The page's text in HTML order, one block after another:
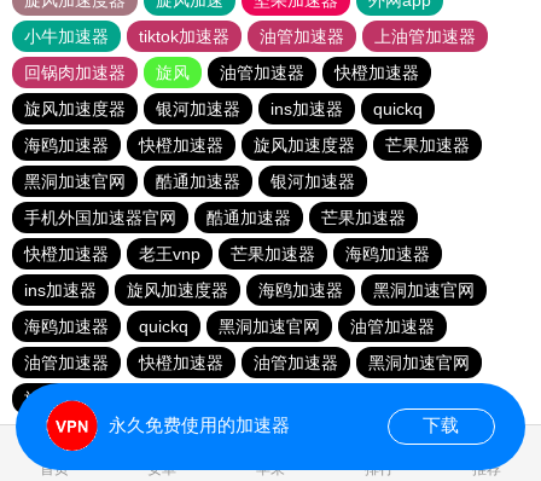
小牛加速器
tiktok加速器 油管加速器
上油管加速器
回锅肉加速器
旋风 油管加速器
快橙加速器
旋风加速度器
银河加速器 ins加速器
quickq
海鸥加速器
快橙加速器 旋风加速度器
芒果加速器
黑洞加速官网
酷通加速器
银河加速器
手机外国加速器官网
酷通加速器
芒果加速器
快橙加速器
老王vnp 芒果加速器
海鸥加速器
ins加速器
旋风加速度器 海鸥加速器
黑洞加速官网
海鸥加速器
quickq 黑洞加速官网
油管加速器
油管加速器
快橙加速器 油管加速器
黑洞加速官网
旋风加速度器
首页 安卓 苹果 排行 推荐
永久免费使用的加速器 下载
0.139847s